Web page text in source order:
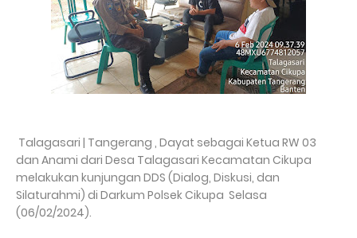
Talagasari | Tangerang , Dayat sebagai Ketua RW 03
dan Anami dari Desa Talagasari Kecamatan Cikupa
melakukan kunjungan DDS (Dialog, Diskusi, dan
Silaturahmi) di Darkum Polsek Cikupa Selasa
(06/02/2024).